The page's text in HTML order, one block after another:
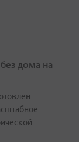
дома на